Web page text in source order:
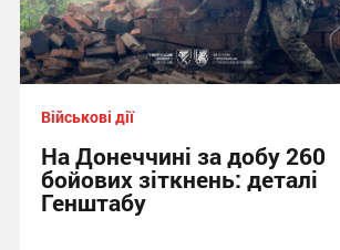
Військові дії
На Донеччині за добу 260
бойових зіткнень: деталі
Генштабу